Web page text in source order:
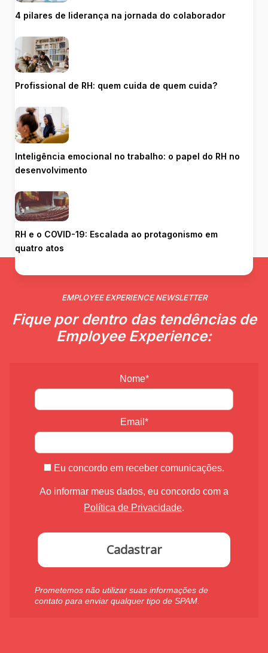
4 pilares de liderança na jornada do colaborador
Profissional de RH: quem cuida de quem cuida?
Inteligência emocional no trabalho: o papel do RH no
desenvolvimento
RH e o COVID-19: Escalada ao protagonismo em
quatro atos
EMPLOYEE EXPERIENCE NEWSLETTER
Fique por dentro das tendências de
Employee Experience:
Nome*
Email*
Eu concordo em receber comunicações.
Ao informar meus dados, eu concordo com a
Política de Privacidade.
Cadastrar
Prometemos não utilizar suas informações de
contato para enviar qualquer tipo de SPAM.